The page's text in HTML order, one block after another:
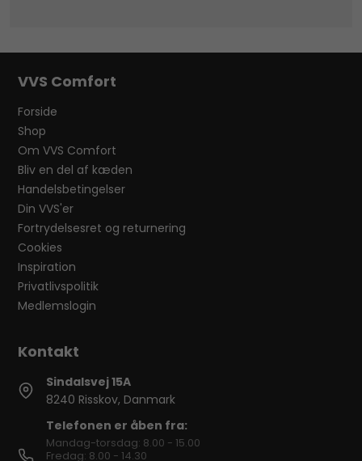
VVS Comfort
Forside
Shop
Om VVS Comfort
Bliv en del af kæden
Handelsbetingelser
Din VVS'er
Fortrydelsesret og returnering
Cookies
Inspiration
Privatlivspolitik
Medlemslogin
Sindalsvej 15A
8240 Risskov, Danmark
Telefonen er åben fra:
Mandag-torsdag: 8.00 - 15.00
Fredag: 8.00 - 14.30